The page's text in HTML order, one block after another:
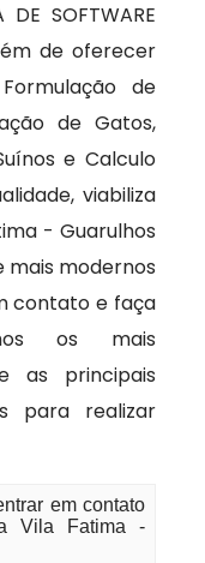
SOFTWARE
de oferecer
de
de Gatos,
e Calculo
viabiliza
- Guarulhos
mais modernos
contato e faça
os mais
as principais
para realizar
em contato
Vila Fatima -